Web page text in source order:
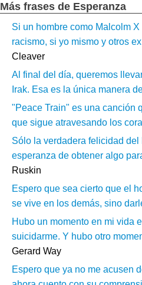
Más frases de Esperanza
Si un hombre como Malcolm
racismo, si yo mismo y otros
Cleaver
Al final del día, queremos
Irak. Esa es la única manera
"Peace Train" es una canción
que sigue atravesando los
Sólo la verdadera felicidad del
esperanza de obtener algo
Ruskin
Espero que sea cierto que el
se vive en los demás, sino
Hubo un momento en mi vida
suicidarme. Y hubo otro
Gerard Way
Espero que ya no me acusen